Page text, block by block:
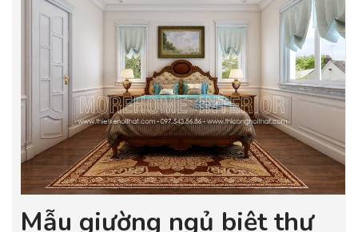
Mẫu giường ngủ biệt thự